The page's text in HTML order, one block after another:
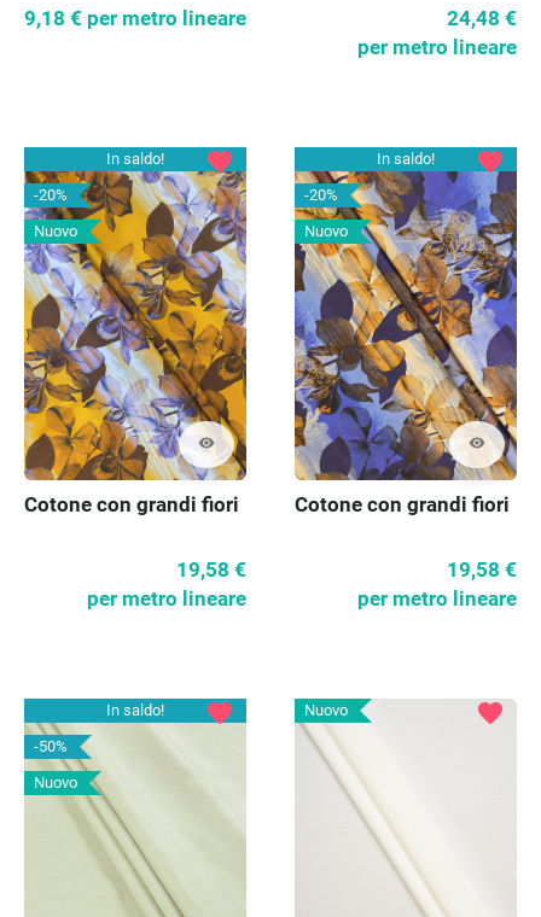
9,18 € per metro lineare
24,48 €
per metro lineare
In saldo!
-20%
Nuovo
visibility
favorite
Cotone con grandi fiori
19,58 €
per metro lineare
In saldo!
-20%
Nuovo
visibility
favorite
Cotone con grandi fiori
19,58 €
per metro lineare
In saldo!
-50%
Nuovo
favorite Nuovo favorite